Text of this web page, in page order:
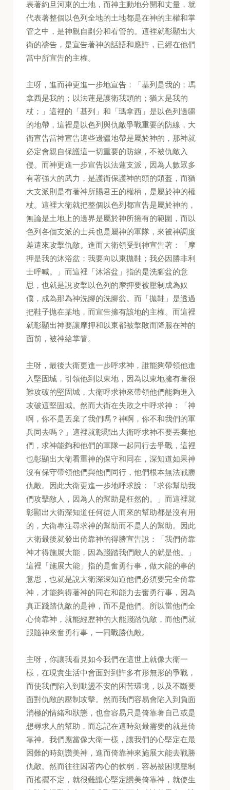
表著約旦河東的土地，而神主動地分開和丈量，就
代表著整個以色列全地的土地都是在神的主權和掌
管之中，是神親自劃分和看管的。這裡就彰顯出大
衛的禱告，是宣告著神的話語和應許，已經在他們
當中所宣告的主權。
主呀，進而神更進一步地宣告：「基列是我的；瑪
拿西是我的；以法蓮是護衛我頭的；猶大是我的
杖；」這裡的「基列」和「瑪拿西」是以色列邊疆
的地帶，這裡是以色列與仇敵爭戰重要的防線，大
衛宣告當神宣告這些邊疆地帶是屬於神的，那神就
必定會親自保護這一切重要的防線，不被仇敵入
侵。而神更進一步宣告以法蓮支派，因為人數眾多
有著強大的武力，是護衛保護神的頭的頭盔，而猶
大支派則是有著神所賜君王的權柄，是屬於神的權
杖。這裡大衛就把整個以色列都宣告是屬於神的，
無論是土地上的邊界是屬於神所擁有的範圍，而以
色列各個支派的士兵也是屬神的軍隊，來被神調度
差遣來攻擊仇敵。進而大衛領受到神宣告著：「摩
押是我的沐浴盆；我要向以東拋鞋；我必因勝非利
士呼喊。」而這裡「沐浴盆」指的是洗腳盆的意
思，也就是說攻擊以色列的摩押要被壓制成為奴
僕，成為那為神洗腳的洗腳盆。而「拋鞋」是透過
把鞋子拋在某地，而宣告擁有該地的主權。而這裡
就彰顯出神要讓摩押和以東都被擊敗而降服在神的
面前，被神給掌管。
主呀，最後大衛更進一步呼求神，誰能夠帶領他進
入堅固城，引領他到以東地，因為以東地擁有著很
難攻破的堅固城，大衛呼求神來帶領他們能夠進入
攻破這堅固城。然而大衛在失敗之中呼求神：「神
啊，你不是丟棄了我們嗎？神啊，你不和我們的軍
兵同去嗎？」這裡就彰顯出大衛呼求神不要丟棄他
們，求神能夠和他們的軍隊一起同行去爭戰，這裡
也彰顯出大衛看重神的保守和同在，深知道如果神
沒有保守帶領他們與他們同行，他們根本無法戰勝
仇敵。因此大衛更進一步地呼求說：「求你幫助我
們攻擊敵人，因為人的幫助是枉然的。」而這裡就
彰顯出大衛深知道任何從人而來的幫助都是沒有用
的，大衛專注尋求神的幫助而不是人的幫助。因此
大衛最後就發出倚靠神的得勝宣告說：「我們倚靠
神才得施展大能，因為踐踏我們敵人的就是他。」
這裡「施展大能」指的是奮勇行事，做大能的事的
意思，也就是說大衛深深知道他們必須要完全倚靠
神，才能夠得著神的同在和能力去奮勇行事，因為
真正踐踏仇敵的是神，而不是他們。所以當他們全
心倚靠神，就能經歷神的大能踐踏仇敵，而他們就
跟隨神來奮勇行事，一同戰勝仇敵。
主呀，你讓我看見如今我們在這世上就像大衛一
樣，在現實生活中會面對到許多有形無形的爭戰，
而使我們陷入到動盪不安的困苦環境，以及不斷要
面對仇敵的壓制攻擊。然而我們容易會陷入到負面
消極的情緒和狀態，也會容易只是倚靠著自己或是
想尋求人的幫助，而忘記在這時刻最需要的就是倚
靠神。我們應當像大衛一樣，讓我們的心堅定在最
困難的時刻讚美神，進而倚靠神來施展大能去戰勝
仇敵。然而往往因著內心的軟弱，容易被困境壓制
而搖擺不定，就很難讓心堅定讚美倚靠神，就使生